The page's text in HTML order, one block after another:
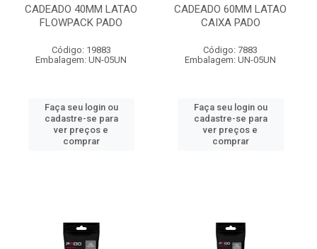
CADEADO 40MM LATAO
FLOWPACK PADO
Código: 19883
Embalagem: UN-05UN
Faça seu login ou
cadastre-se para
ver preços e
comprar
CADEADO 60MM LATAO
CAIXA PADO
Código: 7883
Embalagem: UN-05UN
Faça seu login ou
cadastre-se para
ver preços e
comprar